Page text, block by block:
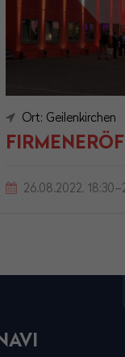
Ort: Geilenkirchen
26.08.2022,